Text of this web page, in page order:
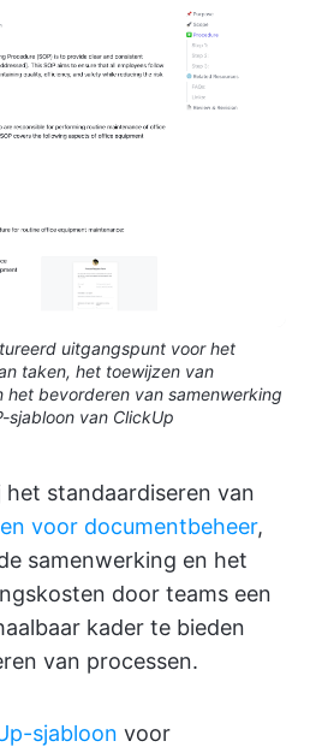
uitgangspunt voor het
taken, het toewijzen van
het bevorderen van samenwerking
sjabloon van ClickUp
standaardiseren van
voor documentbeheer,
samenwerking en het
door teams een
kader te bieden
van processen.
sjabloon voor